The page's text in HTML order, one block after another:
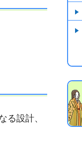
る設計、